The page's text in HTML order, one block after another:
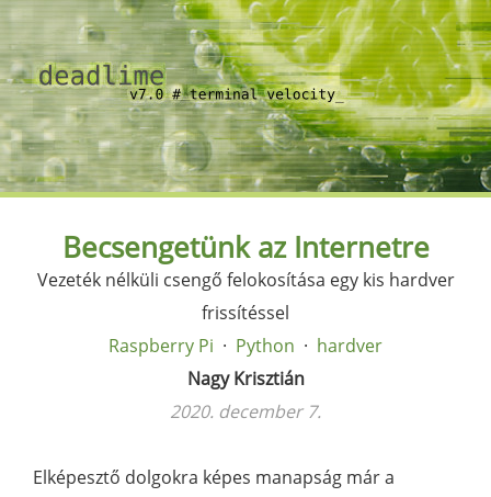
Becsengetünk az Internetre
Vezeték nélküli csengő felokosítása egy kis hardver
frissítéssel
Raspberry Pi
Python
hardver
Nagy Krisztián
2020. december 7.
Elképesztő dolgokra képes manapság már a